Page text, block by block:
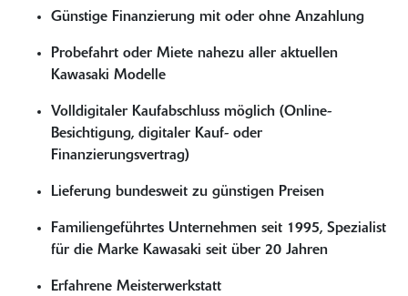
Günstige Finanzierung mit oder ohne Anzahlung
Probefahrt oder Miete nahezu aller aktuellen
Kawasaki Modelle
Volldigitaler Kaufabschluss möglich (Online-
Besichtigung, digitaler Kauf- oder
Finanzierungsvertrag)
Lieferung bundesweit zu günstigen Preisen
Familiengeführtes Unternehmen seit 1995, Spezialist
für die Marke Kawasaki seit über 20 Jahren
Erfahrene Meisterwerkstatt